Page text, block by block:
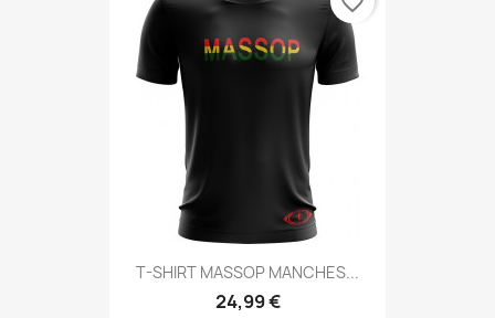
T-SHIRT MASSOP MANCHES...
24,99 €